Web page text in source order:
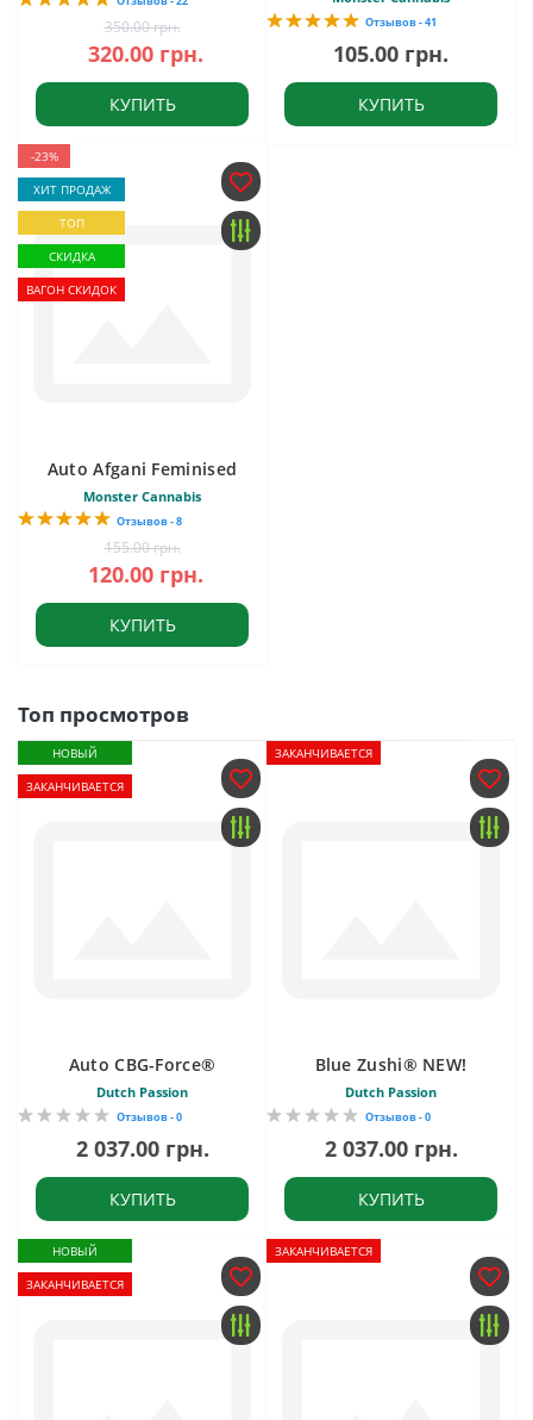
350.00 грн.
320.00 грн.
КУПИТЬ
Отзывов - 41
105.00 грн.
КУПИТЬ
-23%
ХИТ ПРОДАЖ
ТОП
СКИДКА
ВАГОН СКИДОК
Auto Afgani Feminised
Monster Cannabis
Отзывов - 8
155.00 грн.
120.00 грн.
КУПИТЬ
Топ просмотров
НОВЫЙ
ЗАКАНЧИВАЕТСЯ
Auto CBG-Force®
Dutch Passion
Отзывов - 0
2 037.00 грн.
КУПИТЬ
ЗАКАНЧИВАЕТСЯ
Blue Zushi® NEW!
Dutch Passion
Отзывов - 0
2 037.00 грн.
КУПИТЬ
НОВЫЙ
ЗАКАНЧИВАЕТСЯ
ЗАКАНЧИВАЕТСЯ